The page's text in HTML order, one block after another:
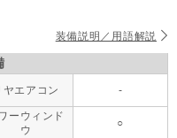
装備説明／用語解説
ヤエアコン -
ーウィンド
ウ
○